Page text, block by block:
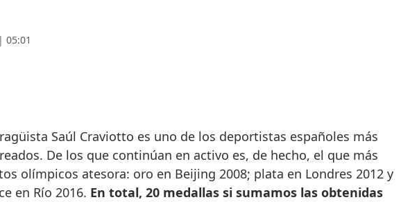
05:01
De los que continúan en activo es, de hecho, el que más
olímpicos atesora: oro en Beijing 2008; plata en Londres 2012 y
en Río 2016. En total, 20 medallas si sumamos las obtenidas